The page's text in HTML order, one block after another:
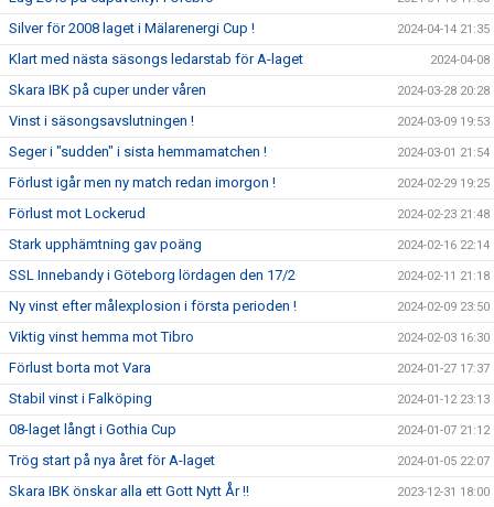
Silver för 2008 laget i Mälarenergi Cup ! 2024-04-14 21:35
Klart med nästa säsongs ledarstab för A-laget 2024-04-08
Skara IBK på cuper under våren 2024-03-28 20:28
Vinst i säsongsavslutningen ! 2024-03-09 19:53
Seger i "sudden" i sista hemmamatchen ! 2024-03-01 21:54
Förlust igår men ny match redan imorgon ! 2024-02-29 19:25
Förlust mot Lockerud 2024-02-23 21:48
Stark upphämtning gav poäng 2024-02-16 22:14
SSL Innebandy i Göteborg lördagen den 17/2 2024-02-11 21:18
Ny vinst efter målexplosion i första perioden ! 2024-02-09 23:50
Viktig vinst hemma mot Tibro 2024-02-03 16:30
Förlust borta mot Vara 2024-01-27 17:37
Stabil vinst i Falköping 2024-01-12 23:13
08-laget långt i Gothia Cup 2024-01-07 21:12
Trög start på nya året för A-laget 2024-01-05 22:07
Skara IBK önskar alla ett Gott Nytt År !! 2023-12-31 18:00